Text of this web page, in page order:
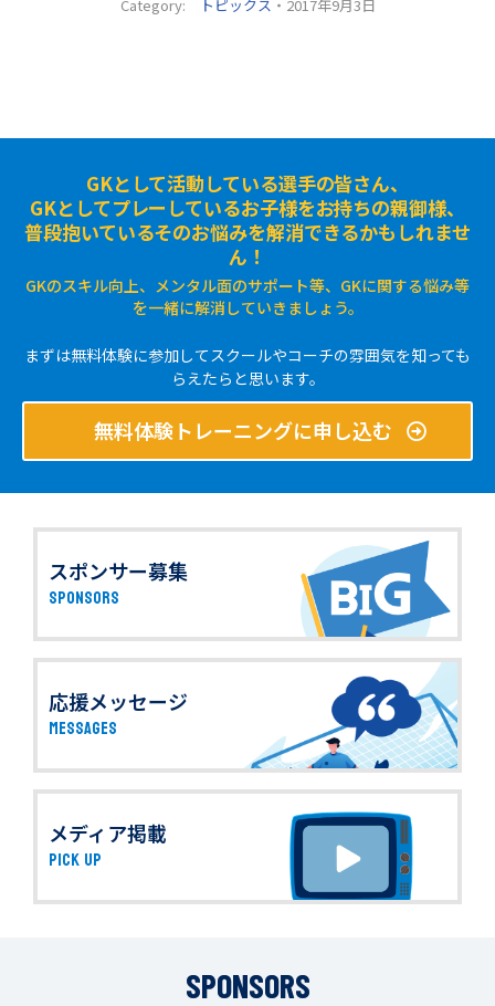
Category: トピックス ・2017年9月3日
GKとして活動している選手の皆さん、
GKとしてプレーしているお子様をお持ちの親御様、
普段抱いているそのお悩みを解消できるかもしれませ
ん！
GKのスキル向上、メンタル面のサポート等、GKに関する悩み等
を一緒に解消していきましょう。
まずは無料体験に参加してスクールやコーチの雰囲気を知っても
らえたらと思います。
無料体験トレーニングに申し込む
スポンサー募集
SPONSORS
応援メッセージ
MESSAGES
メディア掲載
PICK UP
SPONSORS